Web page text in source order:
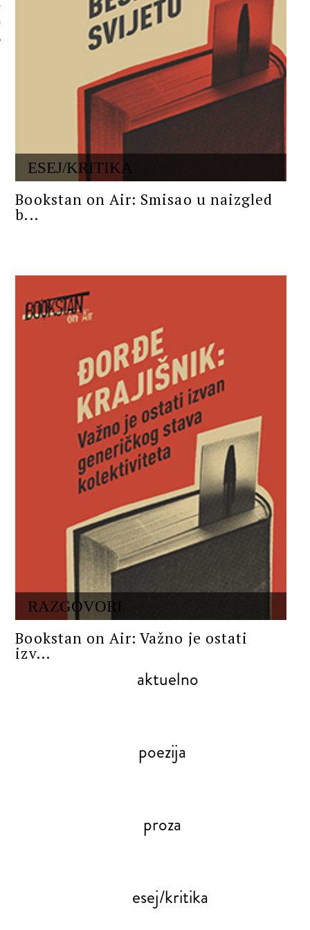
ESEJ/KRITIKA
Bookstan on Air: Smisao u naizgled
b...
RAZGOVORI
Bookstan on Air: Važno je ostati
izv...
aktuelno
poezija
proza
esej/kritika